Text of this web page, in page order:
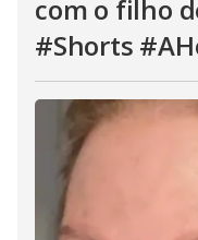
com o filho
#Shorts